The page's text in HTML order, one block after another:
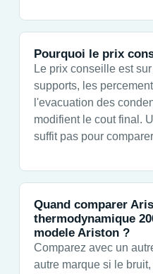
Pourquoi le prix
Le prix conseille est
supports, les
l'evacuation des
modifient le cout final.
suffit pas pour
Quand comparer
thermodynamique
modele Ariston ?
Comparez avec un
autre marque si le